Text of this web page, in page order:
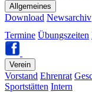
Allgemeines
Download Newsarchiv
Termine Übungszeiten
Verein
Vorstand Ehrenrat
Sportstätten Intern